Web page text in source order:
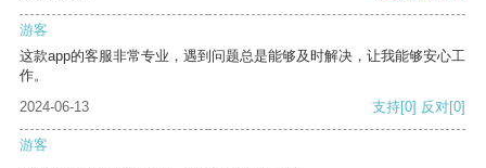
游客
这款app的客服非常专业，遇到问题总是能够及时解决，让我能够安心工
作。
2024-06-13
支持[0] 反对[0]
游客